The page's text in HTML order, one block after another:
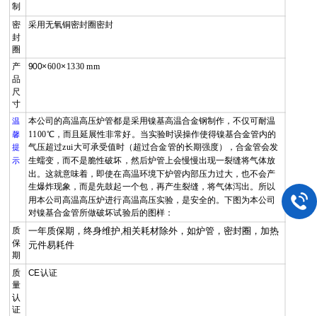
制
密
封
圈
采用无氧铜密封圈密封
产
品
尺
寸
900×600× 1330 mm
温
馨
提
示
本公司的高温高压炉管都是采用镍基高温合金钢制作，不仅可耐温
1100℃ ，而且延展性非常好。当实验时误操作使得镍基合金管内的
气压超过zui大可承受值时（超过合金管的长期强度），合金管会发
生蠕变，而不是脆性破坏，然后炉管上会慢慢出现一裂缝将气体放
出。这就意味着，即使在高温环境下炉管内部压力过大，也不会产
生爆炸现象，而是先鼓起一个包，再产生裂缝，将气体泻出。所以
用本公司高温高压炉进行高温高压实验，是安全的。下图为本公司
对镍基合金管所做破坏试验后的图样：
质
保
期
一年质保期，终身维护,相关耗材除外，如炉管，密封圈，加热
元件易耗件
质
量
认
证
CE认证